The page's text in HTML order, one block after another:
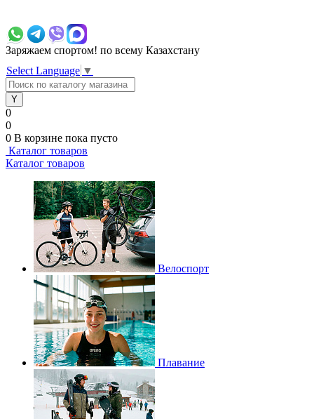
Заряжаем спортом! по всему Казахстану
Select Language ▼
0
0
0 В корзине пока пусто
Каталог товаров
Каталог товаров
Велоспорт
Плавание